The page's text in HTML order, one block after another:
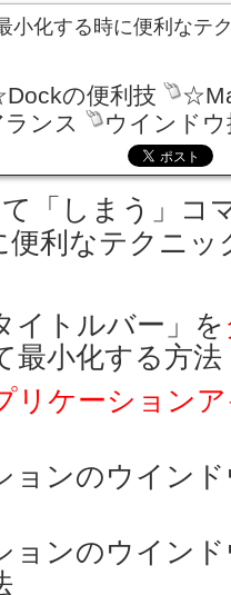
小化する時に便利なテ
の便利技
ンス
ウインドウ
「しまう」コ
便利なテクニッ
イトルバー」を
最小化する方法
リケーション
ョンのウイン
ョンのウイン